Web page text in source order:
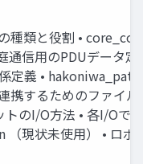
種類と役割 •
通信⽤のPDUデータ定
定義 •
携するためのファイル
のI/O⽅法 • 各I/Oで
現状未使⽤） • ロボ